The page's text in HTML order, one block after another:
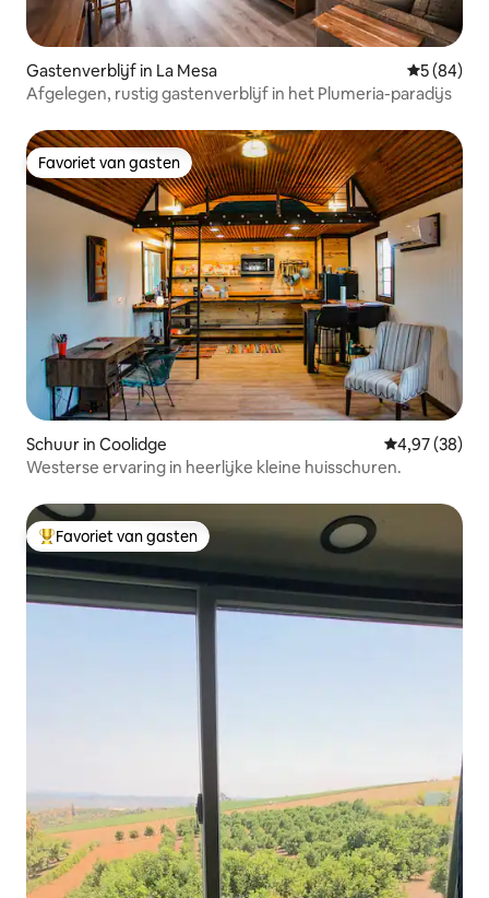
Gastenverblijf in La Mesa
5 (84)
Afgelegen, rustig gastenverblijf in het Plumeria-paradijs
Favoriet van gasten
Favoriet van gasten
Schuur in Coolidge Gemiddelde
4,97 (38)
Westerse ervaring in heerlijke kleine huisschuren.
Topfavoriet van gasten
Favoriet van gasten